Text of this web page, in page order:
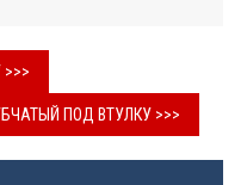
ПОД ВТУЛКУ >>>